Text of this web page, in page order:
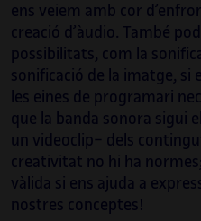
ens veiem amb cor
creació d’àudio. També
possibilitats, com la
sonificació de la imatge, si
les eines de programari
que la banda sonora sigui
un videoclip− dels
creativitat no hi ha
vàlida si ens ajuda a
nostres conceptes!